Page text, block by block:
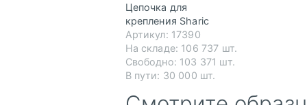
Цепочка для
крепления Sharic
Артикул: 17390
На складе: 106 737 шт.
Свободно: 103 371 шт.
В пути: 30 000 шт.